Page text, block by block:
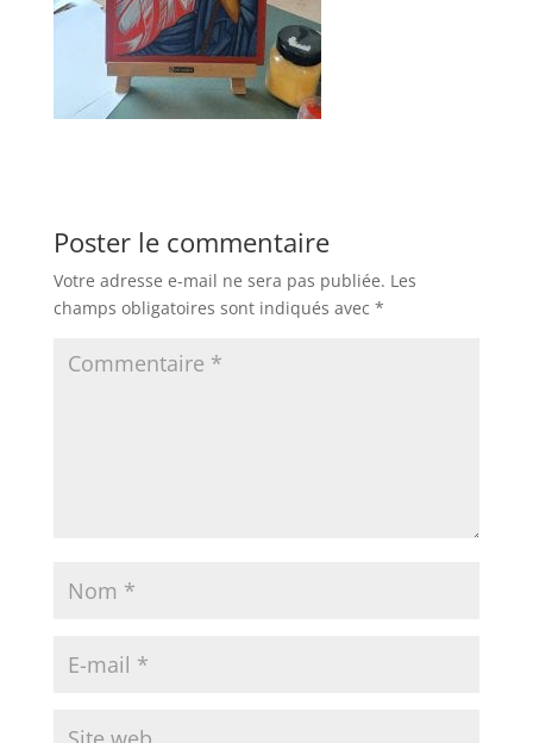
Poster le commentaire
Votre adresse e-mail ne sera pas publiée. Les
champs obligatoires sont indiqués avec *